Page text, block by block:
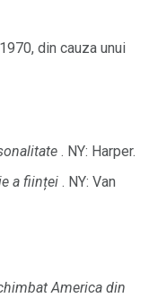
din cauza unui
. NY: Harper.
a ființei . NY: Van
America din